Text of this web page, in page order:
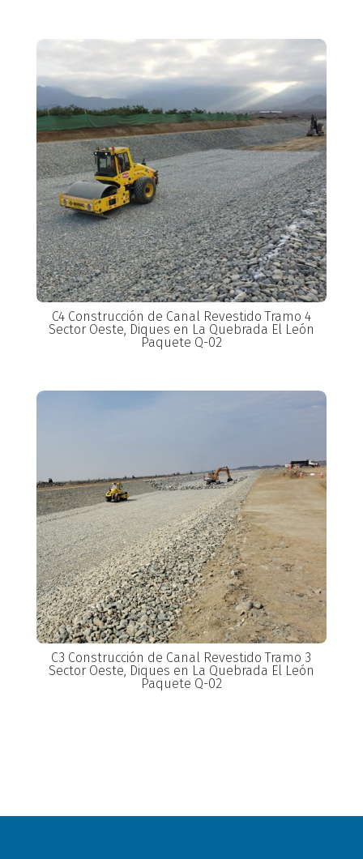
C4 Construcción de Canal Revestido Tramo 4
Sector Oeste, Diques en La Quebrada El León
Paquete Q-02
C3 Construcción de Canal Revestido Tramo 3
Sector Oeste, Diques en La Quebrada El León
Paquete Q-02